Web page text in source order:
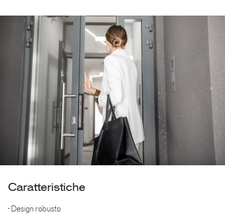
Caratteristiche
• Design robusto